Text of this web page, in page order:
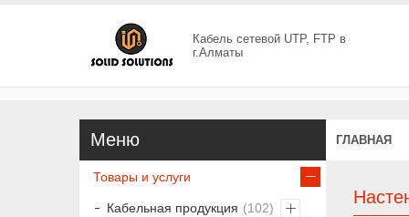
Кабель сетевой UTP, FTP в
г.Алматы
ГЛАВНАЯ
Товары и услуги
Кабельная продукция 102